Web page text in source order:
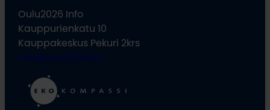
Oulu2026 Info
Kauppurienkatu 10
Kauppakeskus Pekuri 2krs
info@oulu2026.eu